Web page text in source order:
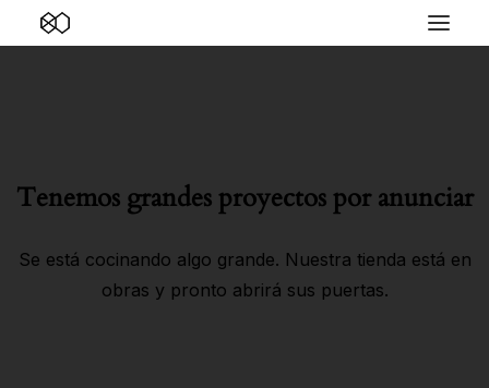
Tenemos grandes proyectos por anunciar
Se está cocinando algo grande. Nuestra tienda está en
obras y pronto abrirá sus puertas.